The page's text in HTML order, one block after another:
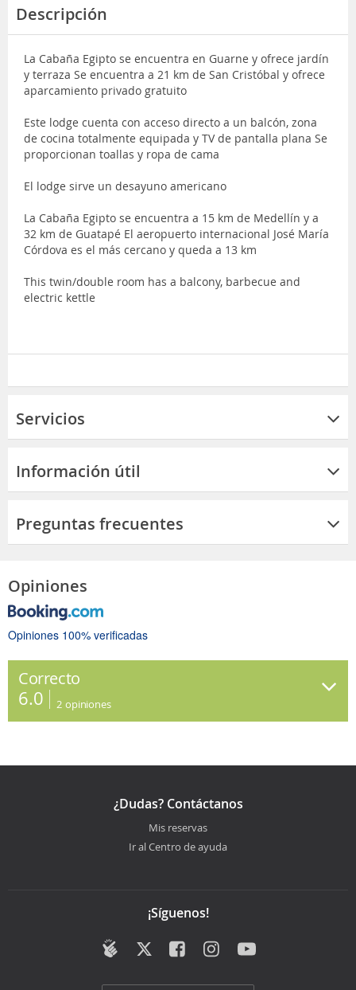
Descripción
La Cabaña Egipto se encuentra en Guarne y ofrece jardín
y terraza Se encuentra a 21 km de San Cristóbal y ofrece
aparcamiento privado gratuito
Este lodge cuenta con acceso directo a un balcón, zona
de cocina totalmente equipada y TV de pantalla plana Se
proporcionan toallas y ropa de cama
El lodge sirve un desayuno americano
La Cabaña Egipto se encuentra a 15 km de Medellín y a
32 km de Guatapé El aeropuerto internacional José María
Córdova es el más cercano y queda a 13 km
This twin/double room has a balcony, barbecue and
electric kettle
Servicios
Información útil
Preguntas frecuentes
Opiniones
Opiniones 100% verificadas
Correcto
6.0 2 opiniones
¿Dudas? Contáctanos
Mis reservas
Ir al Centro de ayuda
¡Síguenos!